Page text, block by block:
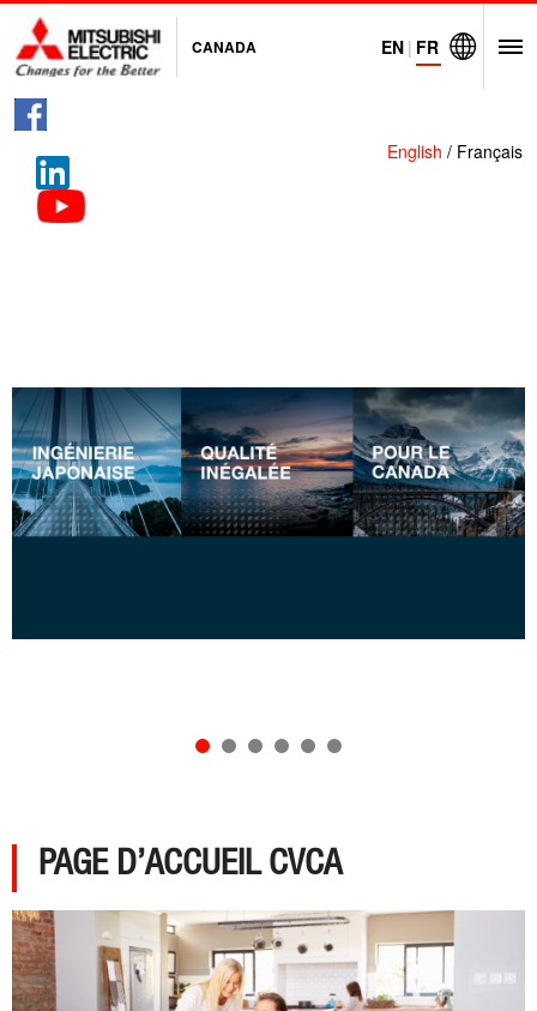
CANADA EN | FR
English / Français
PAGE D’ACCUEIL CVCA